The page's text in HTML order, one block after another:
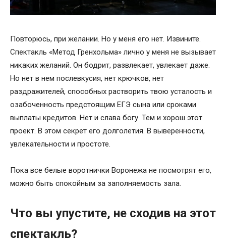
Повторюсь, при желании. Но у меня его нет. Извините.
Спектакль «Метод Гренхольма» лично у меня не вызывает
никаких желаний. Он бодрит, развлекает, увлекает даже.
Но нет в нем послевкусия, нет крючков, нет
раздражителей, способных растворить твою усталость и
озабоченность предстоящим ЕГЭ сына или сроками
выплаты кредитов. Нет и слава богу. Тем и хорош этот
проект. В этом секрет его долголетия. В выверенности,
увлекательности и простоте.
Пока все белые воротнички Воронежа не посмотрят его,
можно быть спокойным за заполняемость зала.
Что вы упустите, не сходив на этот
спектакль?